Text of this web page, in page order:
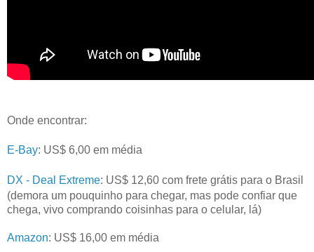
Onde encontrar:
E-Bay: US$ 6,00 em média
DX - Deal Extreme: US$ 12,60 com frete grátis para o Brasil
(demora um pouquinho para chegar, mas pode confiar que
chega, vivo comprando coisinhas para o celular, lá)
Amazon: US$ 16,00 em média